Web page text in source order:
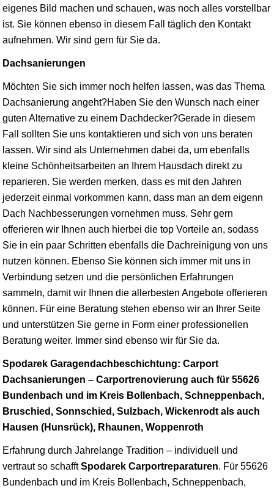
eigenes Bild machen und schauen, was noch alles vorstellbar
ist. Sie können ebenso in diesem Fall täglich den Kontakt
aufnehmen. Wir sind gern für Sie da.
Dachsanierungen
Möchten Sie sich immer noch helfen lassen, was das Thema
Dachsanierung angeht?Haben Sie den Wunsch nach einer
guten Alternative zu einem Dachdecker?Gerade in diesem
Fall sollten Sie uns kontaktieren und sich von uns beraten
lassen. Wir sind als Unternehmen dabei da, um ebenfalls
kleine Schönheitsarbeiten an Ihrem Hausdach direkt zu
reparieren. Sie werden merken, dass es mit den Jahren
jederzeit einmal vorkommen kann, dass man an dem eigenn
Dach Nachbesserungen vornehmen muss. Sehr gern
offerieren wir Ihnen auch hierbei die top Vorteile an, sodass
Sie in ein paar Schritten ebenfalls die Dachreinigung von uns
nutzen können. Ebenso Sie können sich immer mit uns in
Verbindung setzen und die persönlichen Erfahrungen
sammeln, damit wir Ihnen die allerbesten Angebote offerieren
können. Für eine Beratung stehen ebenso wir an Ihrer Seite
und unterstützen Sie gerne in Form einer professionellen
Beratung weiter. Immer sind ebenso wir für Sie da.
Spodarek Garagendachbeschichtung: Carport
Dachsanierungen – Carportrenovierung auch für 55626
Bundenbach und im Kreis Bollenbach, Schneppenbach,
Bruschied, Sonnschied, Sulzbach, Wickenrodt als auch
Hausen (Hunsrück), Rhaunen, Woppenroth
Erfahrung durch Jahrelange Tradition – individuell und
vertraut so schafftSpodarek Carportreparaturen. Für 55626
Bundenbach und im Kreis Bollenbach, Schneppenbach,